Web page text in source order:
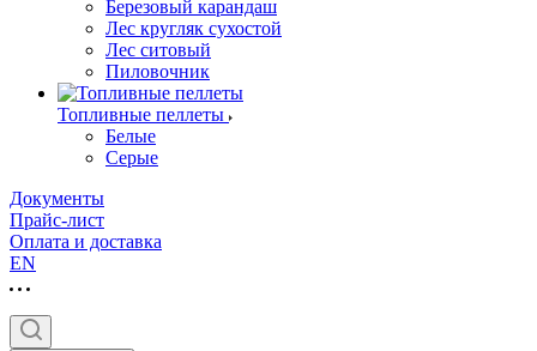
Березовый карандаш
Лес кругляк сухостой
Лес ситовый
Пиловочник
Топливные пеллеты
Белые
Серые
Документы
Прайс-лист
Оплата и доставка
EN